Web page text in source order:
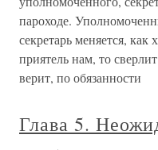
пароходе.
секретарь меняется,
приятель нам, то
верит, по обязанности
Глава 5.